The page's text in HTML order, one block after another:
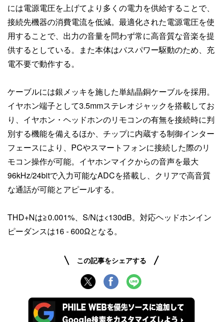
には電源電圧を上げてより多くの電力を供給することで、
接続先機器の消費電流を低減。最適化された電源電圧を使
用することで、出力の音量を問わず常に高音質な音楽を提
供するとしている。また本体はバスパワー駆動のため、充
電不要で動作する。
ケーブルには銀メッキを施した単結晶銅ケーブルを採用。
イヤホン端子として3.5mmステレオジャックを搭載してお
り、イヤホン・ヘッドホンのリモコンの有無を接続時に判
別する機能を備えるほか、チップに内蔵する制御インター
フェースにより、PCやスマートフォンに接続した際のリ
モコン操作が可能。イヤホンマイクからの音声を最大
96kHz/24bitで入力可能なADCを搭載し、クリアで高音質
な通話が可能とアピールする。
THD+Nは≧0.001%、S/Nは<130dB。対応ヘッドホンイン
ピーダンスは16 - 600Ωとなる。
この記事をシェアする